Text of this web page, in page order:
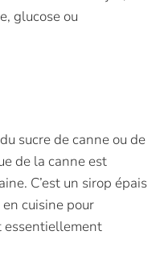
glucose ou
sucre de canne ou de
de la canne est
C’est un sirop épais
cuisine pour
essentiellement